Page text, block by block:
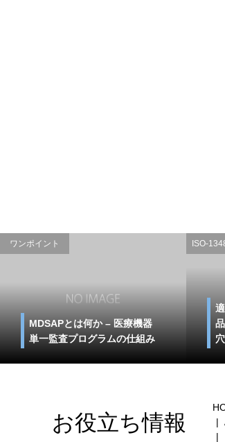
ワンポイント
MDSAPとは何か – 医療機器
単一監査プログラムの仕組み
ISO-
穴
お役立ち情報